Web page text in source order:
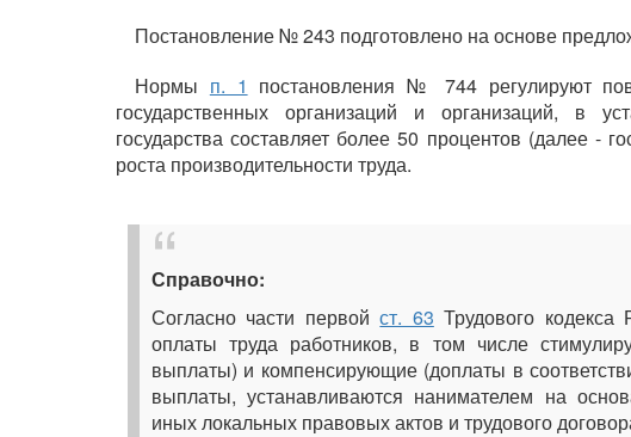
Постановление № 243 подготовлено на основе
Нормы п. 1 постановления № 744 регулируют
государственных организаций и организаций, в
государства составляет более 50 процентов (далее -
роста производительности труда.
Справочно:
Согласно части первойст. 63 Трудового
оплаты труда работников, в том числе
выплаты) и компенсирующие (доплаты в
выплаты, устанавливаются нанимателем на
иных локальных правовых актов и трудового